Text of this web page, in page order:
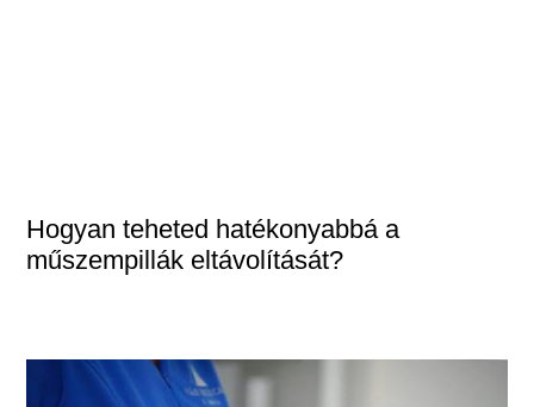
Hogyan teheted hatékonyabbá a
műszempillák eltávolítását?